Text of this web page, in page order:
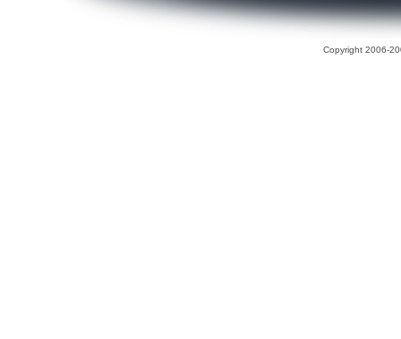
Copyright 2006-